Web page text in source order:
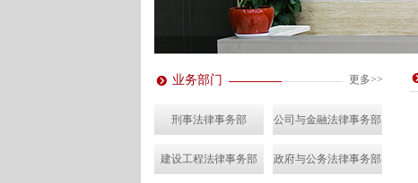
业务部门 更多>>
刑事法律事务部 公司与金融法律事务部
建设工程法律事务部 政府与公务法律事务部